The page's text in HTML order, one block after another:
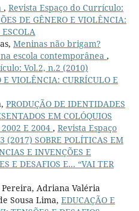
, Revista Espaço do Currículo:
DE GÊNERO E VIOLÊNCIA:
Meninas não brigam?
escola contemporânea ,
Vol.2, n.2 (2010)
E VIOLÊNCIA: CURRÍCULO E
PRODUÇÃO DE IDENTIDADES
EM COLÓQUIOS
2002 E 2004 , Revista Espaço
SOBRE POLÍTICAS EM
E INVENÇÕES E
E DESAFIOS E... “VAI TER
Adriana Valéria
Sousa Lima, EDUCAÇÃO E